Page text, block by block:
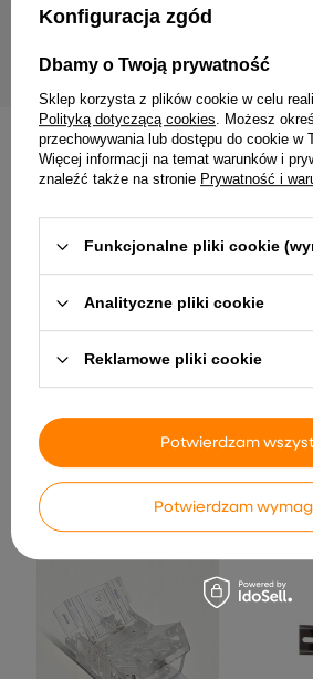
CCT 8-strefowy Mi-Light
INNE PRODUKTY PRODUCENTA
Zasilacz LED DAMIK DIN60
24V 2.5A 60W na szynę DIN
58,78 zł
Konfiguracja zgód
Dbamy o Twoją prywatność
Sklep korzysta z plików cookie w celu
Polityką dotyczącą cookies. Możesz
przechowywania lub dostępu do cookie w
Więcej informacji na temat warunków i
znaleźć także na stronie Prywatność i
Funkcjonalne pliki cookie
Analityczne pliki cookie
Reklamowe pliki cookie
Potwierdzam
Potwierdzam